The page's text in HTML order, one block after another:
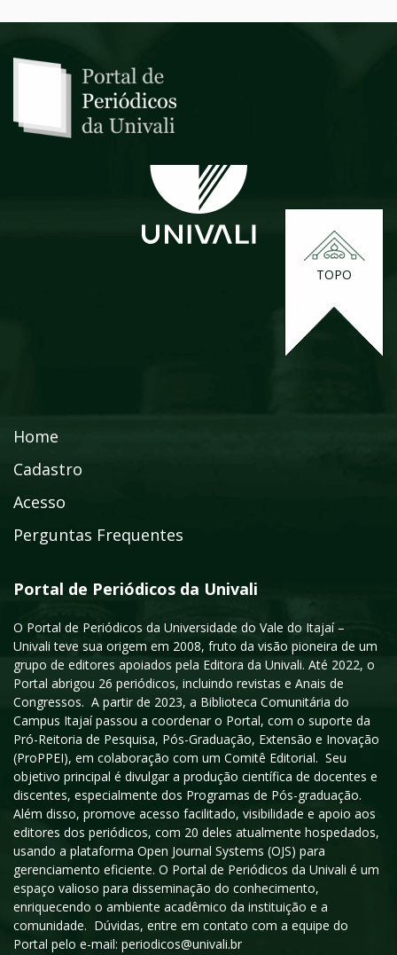
TOPO
Home
Cadastro
Acesso
Perguntas Frequentes
Portal de Periódicos da Univali
O Portal de Periódicos da Universidade do Vale do Itajaí –
Univali teve sua origem em 2008, fruto da visão pioneira de um
grupo de editores apoiados pela Editora da Univali. Até 2022, o
Portal abrigou 26 periódicos, incluindo revistas e Anais de
Congressos. A partir de 2023, a Biblioteca Comunitária do
Campus Itajaí passou a coordenar o Portal, com o suporte da
Pró-Reitoria de Pesquisa, Pós-Graduação, Extensão e Inovação
(ProPPEI), em colaboração com um Comitê Editorial. Seu
objetivo principal é divulgar a produção científica de docentes e
discentes, especialmente dos Programas de Pós-graduação.
Além disso, promove acesso facilitado, visibilidade e apoio aos
editores dos periódicos, com 20 deles atualmente hospedados,
usando a plataforma Open Journal Systems (OJS) para
gerenciamento eficiente. O Portal de Periódicos da Univali é um
espaço valioso para disseminação do conhecimento,
enriquecendo o ambiente acadêmico da instituição e a
comunidade. Dúvidas, entre em contato com a equipe do
Portal pelo e-mail: periodicos@univali.br